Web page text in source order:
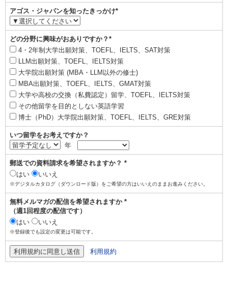
アゴス・ジャパンを知ったきっかけ*
どの分野に興味がおありですか？*
4・2年制大学出願対策、TOEFL、IELTS、SAT対策
LLM出願対策、TOEFL、IELTS対策
大学院出願対策 (MBA・LLM以外の修士)
MBA出願対策、TOEFL、IELTS、GMAT対策
大学や高校の交換（私費認定）留学、TOEFL、IELTS対策
その他留学を目的としない英語学習
博士（PhD）大学院出願対策、TOEFL、IELTS、GRE対策
いつ留学をお考えですか？
年
郵送での資料請求を希望されますか？ *
はい
いいえ
※デジタルカタログ（ダウンロード版）をご希望の方はいいえのままお進みください。
無料メルマガの配信を希望されますか *
（週1回程度の配信です）
はい
いいえ
※登録後でも設定の変更は可能です。
利用規約